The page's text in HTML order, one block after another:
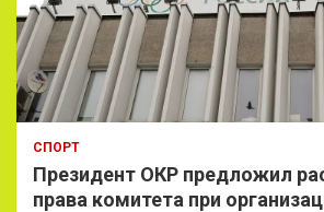
СПОРТ
Президент ОКР предложил
права комитета при